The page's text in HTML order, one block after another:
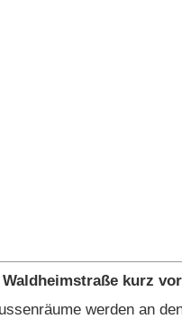
Waldheimstraße kurz
werden an